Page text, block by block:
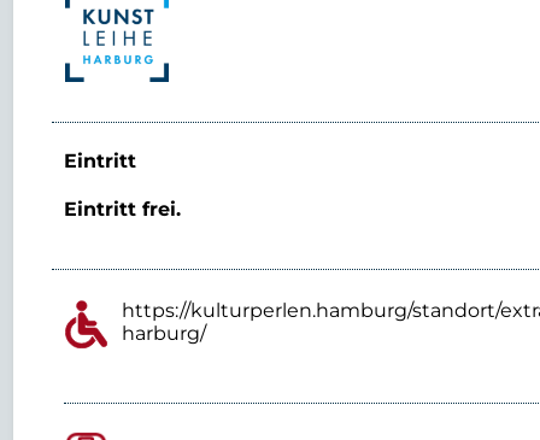
Eintritt
Eintritt frei.
https://kulturperlen.hamburg/standort/
harburg/